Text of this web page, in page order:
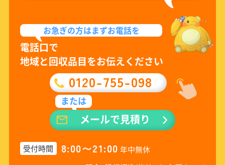
お急ぎの方はまずお電話を
電話口で
地域と回収品目をお伝えください
0120-755-098
または
メールで見積り
受付時間 8:00〜21:00 年中無休